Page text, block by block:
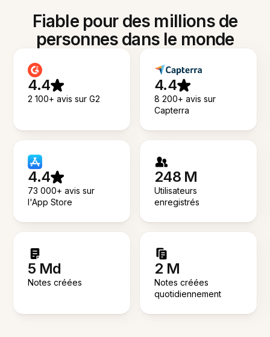
Fiable pour des millions de
personnes dans le monde
4.4
2 100+ avis sur G2
4.4
8 200+ avis sur
Capterra
4.4
73 000+ avis sur
l'App Store
248 M
Utilisateurs
enregistrés
5 Md
Notes créées
2 M
Notes créées
quotidiennement